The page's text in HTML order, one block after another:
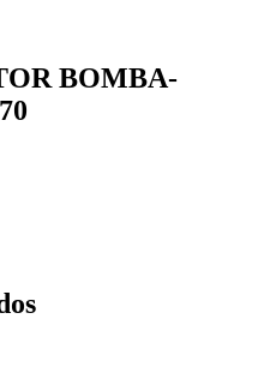
BOMBA-